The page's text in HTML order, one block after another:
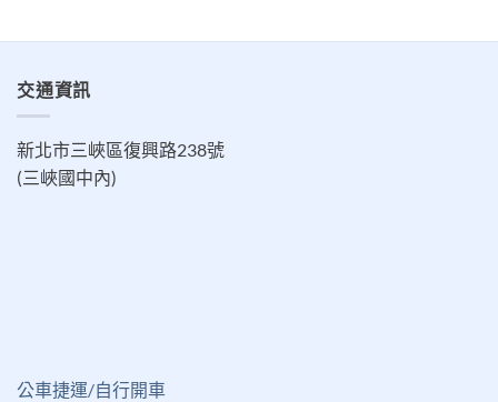
交通資訊
新北市三峽區復興路238號
(三峽國中內)
公車捷運/自行開車